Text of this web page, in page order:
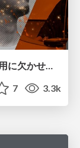
AWSネイティブなEC/CRMシステム運用に欠かせないログ基盤構築 / cmdevio2018-aws-log-infra
7 3.3k